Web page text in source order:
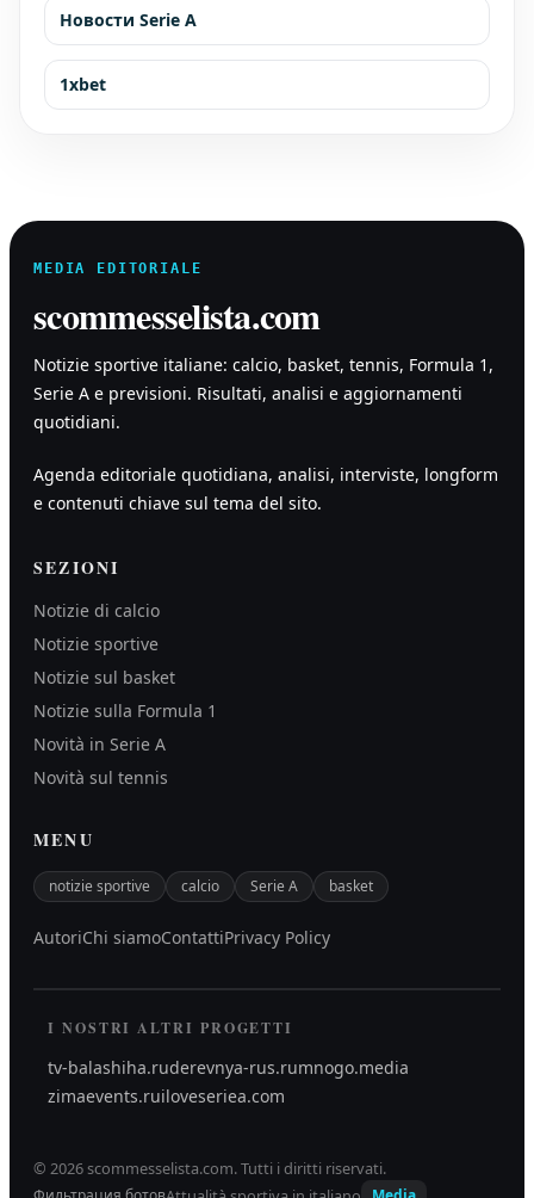
Новости Serie A
1xbet
MEDIA EDITORIALE
scommesselista.com
Notizie sportive italiane: calcio, basket, tennis, Formula 1,
Serie A e previsioni. Risultati, analisi e aggiornamenti
quotidiani.
Agenda editoriale quotidiana, analisi, interviste, longform
e contenuti chiave sul tema del sito.
SEZIONI
Notizie di calcio
Notizie sportive
Notizie sul basket
Notizie sulla Formula 1
Novità in Serie A
Novità sul tennis
MENU
notizie sportive calcio Serie A basket
AutoriChi siamoContattiPrivacy Policy
I NOSTRI ALTRI PROGETTI
tv-balashiha.ruderevnya-rus.rumnogo.media
zimaevents.ruiloveseriea.com
© 2026scommesselista.com.Tutti i diritti riservati.